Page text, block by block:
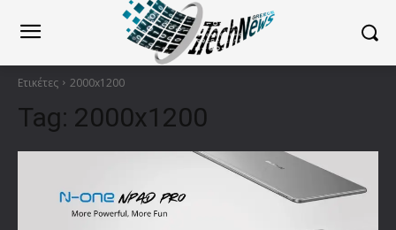
Ετικέτες 2000x1200
Tag: 2000x1200